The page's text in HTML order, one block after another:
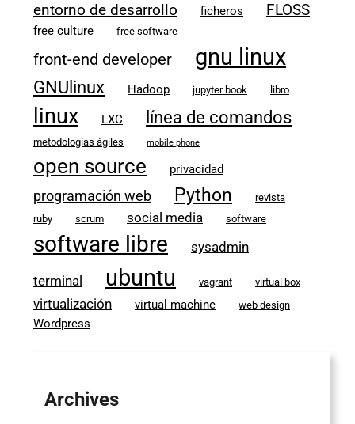
entorno de desarrollo ficheros FLOSS
free culture free software
front-end developer gnu linux
GNUlinux Hadoop jupyter book libro
linux LXC línea de comandos
metodologías ágiles mobile phone
open source privacidad
programación web Python
revista
ruby
scrum social media software
software libre sysadmin
terminal ubuntu vagrant virtual box
virtualización virtual machine web design
Wordpress
Archives